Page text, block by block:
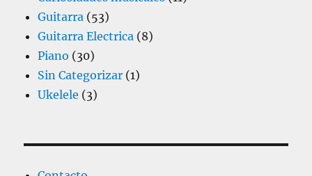
Guitarra (53)
Guitarra Electrica (8)
Piano (30)
Sin Categorizar (1)
Ukelele (3)